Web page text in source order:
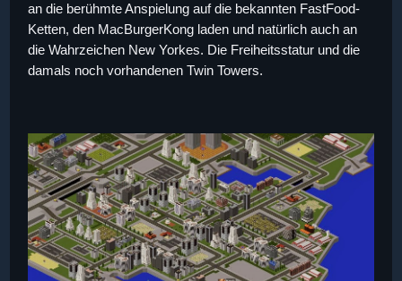
an die berühmte Anspielung auf die bekannten FastFood-
Ketten, den MacBurgerKong laden und natürlich auch an
die Wahrzeichen New Yorkes. Die Freiheitsstatur und die
damals noch vorhandenen Twin Towers.